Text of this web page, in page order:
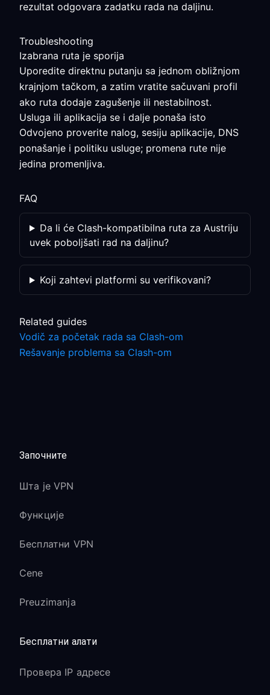
rezultat odgovara zadatku rada na daljinu.
Troubleshooting
Izabrana ruta je sporija
Uporedite direktnu putanju sa jednom obližnjom
krajnjom tačkom, a zatim vratite sačuvani profil
ako ruta dodaje zagušenje ili nestabilnost.
Usluga ili aplikacija se i dalje ponaša isto
Odvojeno proverite nalog, sesiju aplikacije, DNS
ponašanje i politiku usluge; promena rute nije
jedina promenljiva.
FAQ
Da li će Clash-kompatibilna ruta za Austriju
uvek poboljšati rad na daljinu?
Koji zahtevi platformi su verifikovani?
Related guides
Vodič za početak rada sa Clash-om
Rešavanje problema sa Clash-om
Започните
Шта је VPN
Функције
Бесплатни VPN
Cene
Preuzimanja
Бесплатни алати
Провера IP адресе